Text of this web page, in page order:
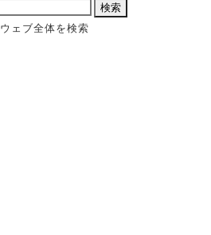
ウェブ全体を検索